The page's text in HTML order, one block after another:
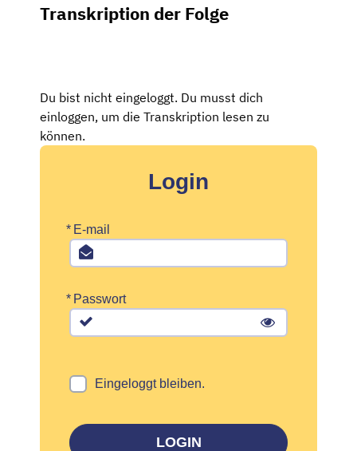
Transkription der Folge
Du bist nicht eingeloggt. Du musst dich
einloggen, um die Transkription lesen zu
können.
Login
* E-mail
* Passwort
Eingeloggt bleiben.
LOGIN